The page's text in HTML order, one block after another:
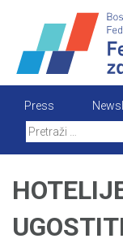
content
Press